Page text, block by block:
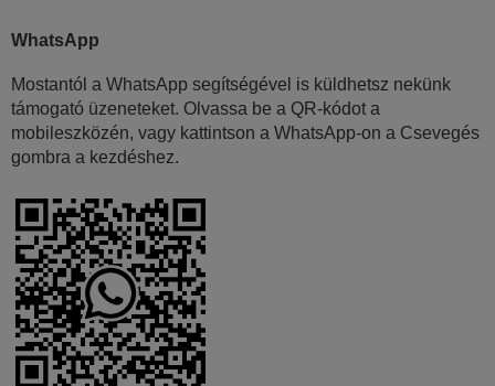
WhatsApp
Mostantól a WhatsApp segítségével is küldhetsz nekünk
támogató üzeneteket. Olvassa be a QR-kódot a
mobileszközén, vagy kattintson a WhatsApp-on a Csevegés
gombra a kezdéshez.